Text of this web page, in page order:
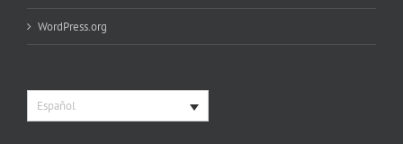
WordPress.org
Español